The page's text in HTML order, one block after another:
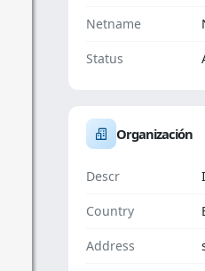
Netname
Status
Organización
Descr
Country
Address